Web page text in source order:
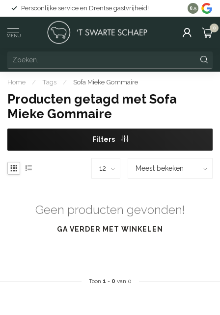
Persoonlijke service en Drentse gastvrijheid! Gratis
8.5
MENU
0
Home / Tags / Sofa Mieke Gommaire
Producten getagd met Sofa
Mieke Gommaire
Filters
Geen producten gevonden!
GA VERDER MET WINKELEN
Toon 1 - 0 van 0